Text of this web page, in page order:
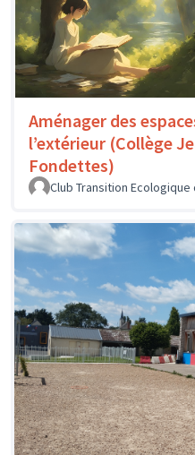
Aménager des
l’extérieur (Collège
Fondettes)
Club Transition